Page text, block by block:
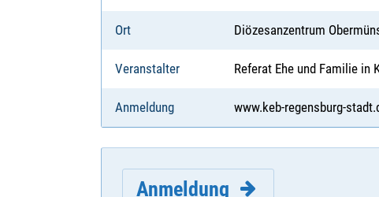
Ort Diözesanzentrum
Veranstalter Referat Ehe und Familie in
Anmeldung www.keb-regensburg-
Anmeldung